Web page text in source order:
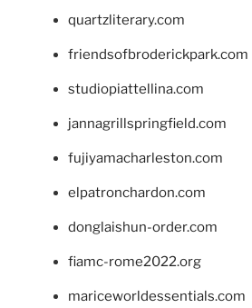
quartzliterary.com
friendsofbroderickpark.com
studiopiattellina.com
jannagrillspringfield.com
fujiyamacharleston.com
elpatronchardon.com
donglaishun-order.com
fiamc-rome2022.org
mariceworldessentials.com